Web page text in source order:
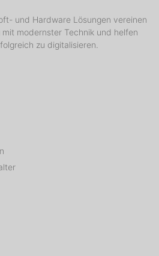
und Hardware Lösungen vereinen
modernster Technik und helfen
zu digitalisieren.